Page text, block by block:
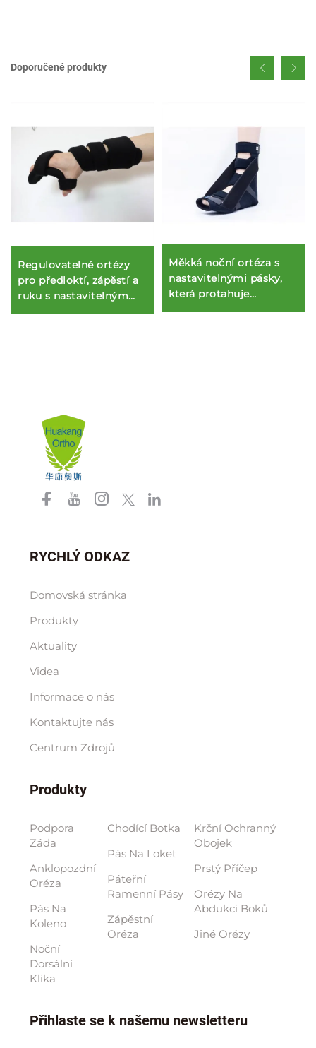
Doporučené produkty
Regulovatelné ortézy
pro předloktí, zápěstí a
ruku s nastavitelným
úhlem pro carpal tunnel
Měkká noční ortéza s
nastavitelnými pásky,
která protahuje
plantární fascii a
RYCHLÝ ODKAZ
Domovská stránka
Produkty
Aktuality
Videa
Informace o nás
Kontaktujte nás
Centrum Zdrojů
Produkty
Podpora
Záda
Anklopozdní
Oréza
Pás Na
Koleno
Noční
Dorsální
Klika
Chodící Botka
Pás Na Loket
Páteřní
Ramenní Pásy
Zápěstní
Oréza
Krční Ochranný
Obojek
Prstý Příčep
Orézy Na
Abdukci Boků
Jiné Orézy
Přihlaste se k našemu newsletteru